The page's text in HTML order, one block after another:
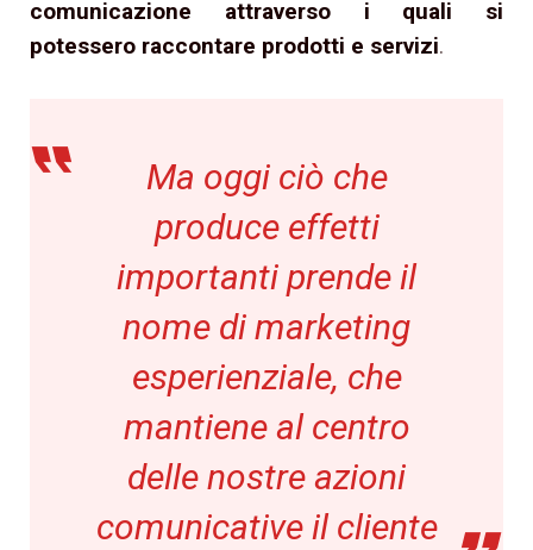
comunicazione attraverso i quali si
potessero raccontare prodotti e servizi.
Ma oggi ciò che
produce effetti
importanti prende il
nome di marketing
esperienziale, che
mantiene al centro
delle nostre azioni
comunicative il cliente